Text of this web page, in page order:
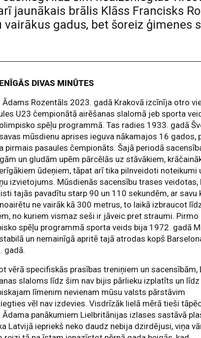
jaunākais brālis Klāss Francisks
gadus, bet šoreiz ģimenes
DIVAS MINŪTES
Ādams Rozentāls 2023. gadā Krakovā izcīnīja otro
U23 čempionātā airēšanas slalomā jeb sporta
spēļu programmā. Tas radies 1933. gadā
mūsdienu aprises ieguva nākamajos 16 gados,
pirmais pasaules čempionāts. Šajā periodā
un gludām upēm pārcēlās uz stāvākiem,
ūdeņiem, tāpat arī tika pilnveidoti noteikumi
izvietojums. Mūsdienās sacensību trases veidotas,
tajās pavadītu starp 90 un 110 sekundēm, ar savu
ne vairāk kā 300 metrus, to laikā izbraucot
no kuriem vismaz seši ir jāveic pret straumi. Pirmo
spēļu programmā sporta veids bija 1972. gadā
un nemainīgā apritē tajā atrodas kopš
gadā.
vērā specifiskās prasības treniņiem un sacensībām,
slaloms līdz šim nav bijis pārlieku izplatīts un līdz
līmenim nevienam mūsu valsts pārstāvim
vēl nav izdevies. Visdrīzāk lielā mērā tieši
Ādama panākumiem Lielbritānijas izlases sastāvā
Latvijā iepriekš neko daudz nebija dzirdējusi, viņa